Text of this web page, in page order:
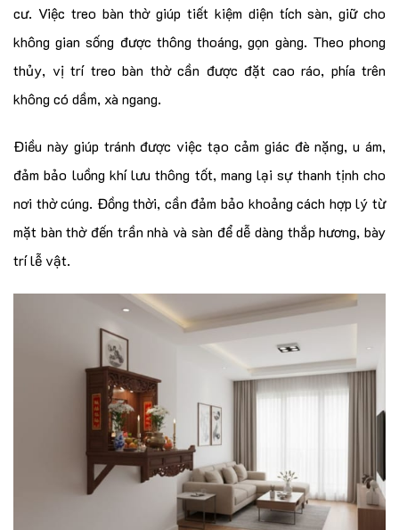
cư. Việc treo bàn thờ giúp tiết kiệm diện tích sàn, giữ cho
không gian sống được thông thoáng, gọn gàng. Theo phong
thủy, vị trí treo bàn thờ cần được đặt cao ráo, phía trên
không có dầm, xà ngang.
Điều này giúp tránh được việc tạo cảm giác đè nặng, u ám,
đảm bảo luồng khí lưu thông tốt, mang lại sự thanh tịnh cho
nơi thờ cúng. Đồng thời, cần đảm bảo khoảng cách hợp lý từ
mặt bàn thờ đến trần nhà và sàn để dễ dàng thắp hương, bày
trí lễ vật.